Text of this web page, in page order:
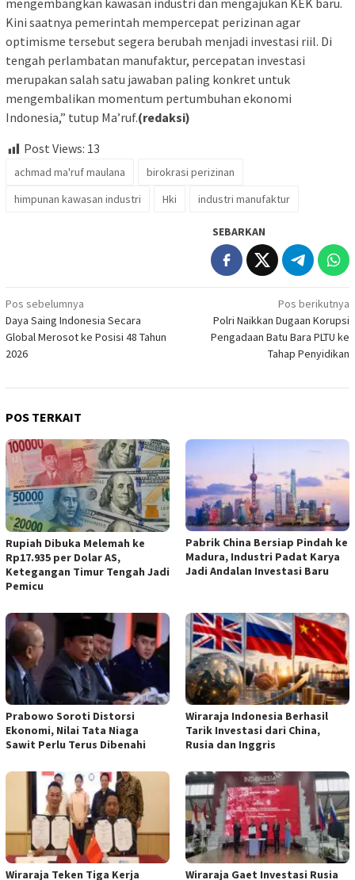
mengembangkan kawasan industri dan mengajukan KEK baru.
Kini saatnya pemerintah mempercepat perizinan agar
optimisme tersebut segera berubah menjadi investasi riil. Di
tengah perlambatan manufaktur, percepatan investasi
merupakan salah satu jawaban paling konkret untuk
mengembalikan momentum pertumbuhan ekonomi
Indonesia,” tutup Ma’ruf.(redaksi)
Post Views: 13
achmad ma'ruf maulana
birokrasi perizinan
himpunan kawasan industri
Hki industri manufaktur
SEBARKAN
Navigasi
pos
Pos sebelumnya
Daya Saing Indonesia Secara
Global Merosot ke Posisi 48 Tahun
2026
Pos berikutnya
Polri Naikkan Dugaan Korupsi
Pengadaan Batu Bara PLTU ke
Tahap Penyidikan
POS TERKAIT
Rupiah Dibuka Melemah ke
Rp17.935 per Dolar AS,
Ketegangan Timur Tengah Jadi
Pemicu
Pabrik China Bersiap Pindah ke
Madura, Industri Padat Karya
Jadi Andalan Investasi Baru
Prabowo Soroti Distorsi
Ekonomi, Nilai Tata Niaga
Sawit Perlu Terus Dibenahi
Wiraraja Indonesia Berhasil
Tarik Investasi dari China,
Rusia dan Inggris
Wiraraja Teken Tiga Kerja
Wiraraja Gaet Investasi Rusia